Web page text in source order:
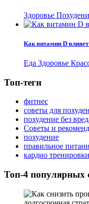
Здоровье
Как витамин D
Еда Здоровье
Топ-теги
фитнес
советы для
похудение без
Советы и
похудение
правильное
кардио тренировки
Топ-4 популярных